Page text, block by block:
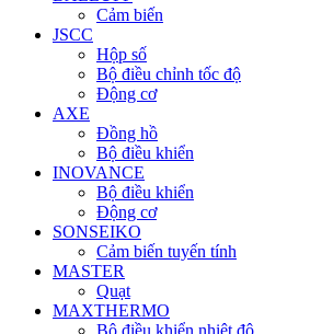
Cảm biến
JSCC
Hộp số
Bộ điều chỉnh tốc độ
Động cơ
AXE
Đồng hồ
Bộ điều khiển
INOVANCE
Bộ điều khiển
Động cơ
SONSEIKO
Cảm biến tuyến tính
MASTER
Quạt
MAXTHERMO
Bộ điều khiển nhiệt độ